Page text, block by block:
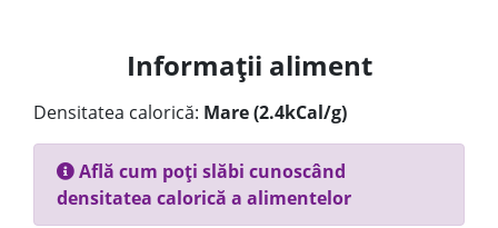
Informații aliment
Densitatea calorică: Mare (2.4kCal/g)
Află cum poți slăbi cunoscând
densitatea calorică a alimentelor